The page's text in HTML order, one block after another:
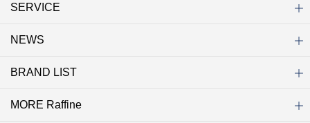
SERVICE
初めての方へ
店舗検索
キャンペーン
ラフィネ マルシェ（通販サイト）
WEB予約
よくある質問（Q&A）
サイトマップ
NEWS
ニュース一覧
お知らせ
オープン
クローズ
リニューアル
その他
BRAND LIST
ブランド一覧
ラフィネ
グランラフィネ
バダンバルー
ラフィネプリュス
プチラフィネ
整体ナチュラルボディ
トータルセラピー
フットデザイン
REFLE（リフレ）
Raffine TOKYO
ラフィネ ランニングスタイル
MORE Raffine